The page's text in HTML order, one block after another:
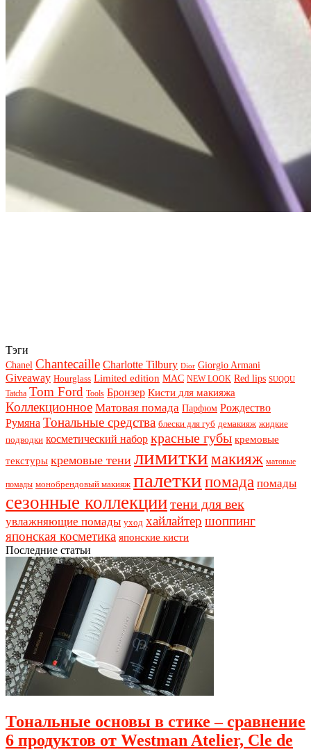
Тэги
Chanel Chantecaille Charlotte Tilbury Dior Giorgio Armani
Giveaway Hourglass Limited edition MAC NEW LOOK Red lips SUQQU
Tatcha Tom Ford Tools Бронзер Кисти для макияжа
Коллекционное Матовая помада Парфюм Рождество
Румяна Тональные средства блески для губ демакияж жидкие
подводки косметический набор красные губы кремовые
текстуры кремовые тени лимиткимакияж матовые
помады монобрендовый макияж палеткипомада помады
сезонные коллекциитени для век
увлажняющие помады уход хайлайтер шоппинг
японская косметика японские кисти
Последние статьи
Тональные основы в стике – сравнение
6 продуктов от Westman Atelier, Cle de